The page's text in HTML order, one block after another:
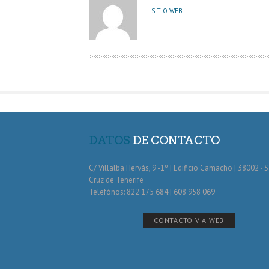
U
R
SITIO WEB
DATOS DE CONTACTO
C/ Villalba Hervás, 9 -1º | Edificio Camacho | 38002 ·
Cruz de Tenerife
Telefónos: 822 175 684 | 608 958 069
CONTACTO VÍA WEB